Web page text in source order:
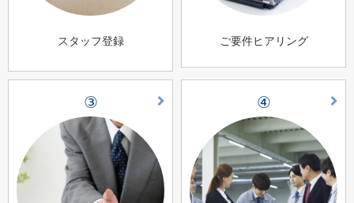
スタッフ登録 ご要件ヒアリング
③ ④